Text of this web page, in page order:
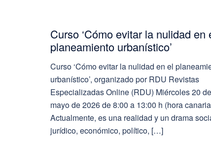
Curso ‘Cómo evitar la nulidad en
planeamiento urbanístico’
Curso ‘Cómo evitar la nulidad en el
urbanístico’, organizado por RDU Revistas
Especializadas Online (RDU) Miércoles 20 de
mayo de 2026 de 8:00 a 13:00 h (hora
Actualmente, es una realidad y un drama
jurídico, económico, político, […]